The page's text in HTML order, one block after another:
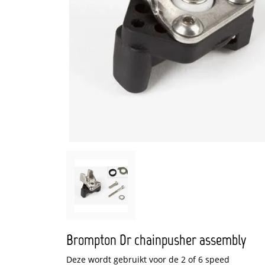
Brompton Dr chainpusher assembly
Deze wordt gebruikt voor de 2 of 6 speed